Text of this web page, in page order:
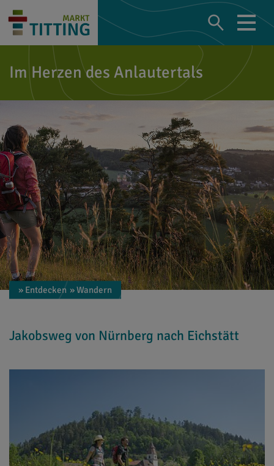
Im Herzen des Anlautertals
» Entdecken » Wandern
Jakobsweg von Nürnberg nach Eichstätt